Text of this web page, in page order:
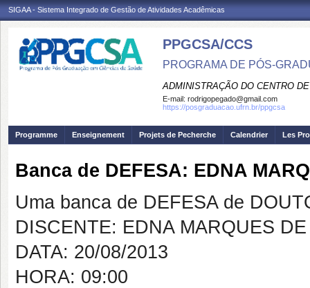
SIGAA - Sistema Integrado de Gestão de Atividades Acadêmicas
PPGCSA/CCS
PROGRAMA DE PÓS-
ADMINISTRAÇÃO DO CENTRO
E-mail: rodrigopegado@gmail.com
https://posgraduacao.ufrn.br/ppgcsa
Programme Enseignement Projets de Pecherche Calendrier Les
Banca de DEFESA: EDNA
Uma banca de DEFESA de
DISCENTE: EDNA MARQUES
DATA: 20/08/2013
HORA: 09:00